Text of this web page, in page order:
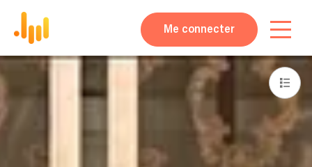
Me connecter